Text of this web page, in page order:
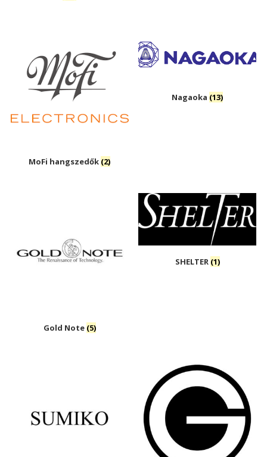
MoFi hangszedők (2)
Nagaoka (13)
Gold Note (5)
SHELTER (1)